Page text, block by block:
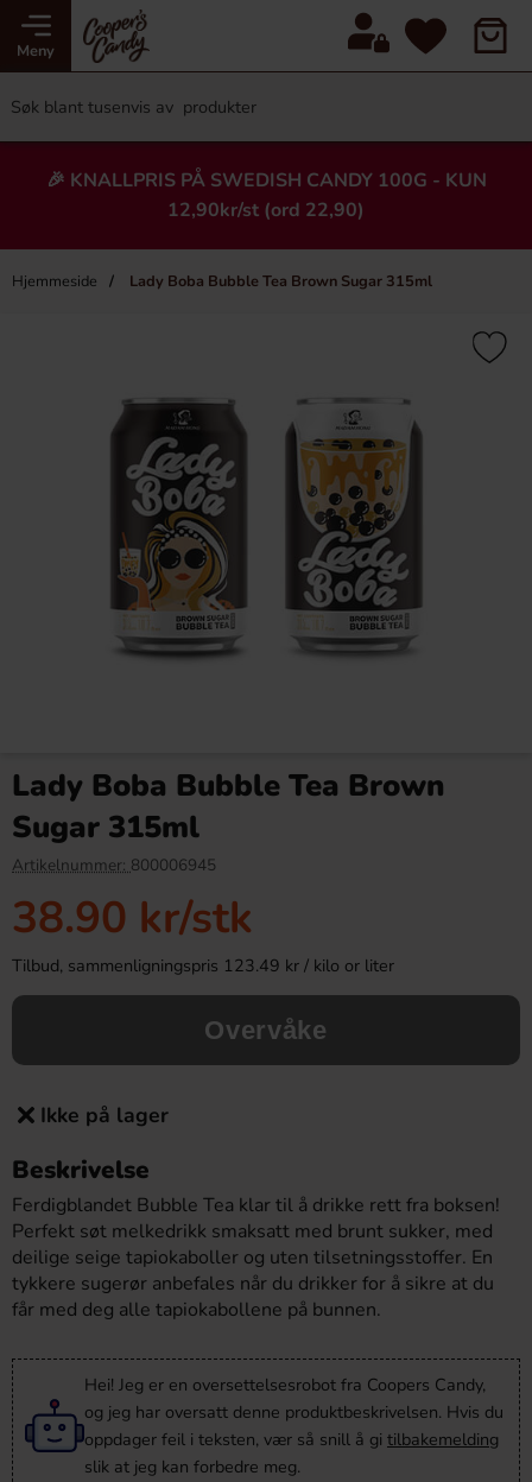
Meny
🎉 KNALLPRIS PÅ SWEDISH CANDY 100G - KUN
12,90kr/st (ord 22,90)
Hjemmeside Lady Boba Bubble Tea Brown Sugar 315ml
×
24st
693.60 kr
Köp
-47%
Lady Boba Bubble Tea Brown
Sugar 315ml
Artikelnummer: 800006945
38.90 kr/stk
Tilbud, sammenligningspris 123.49 kr / kilo or liter
Overvåke
Ikke på lager
Beskrivelse
Ferdigblandet Bubble Tea klar til å drikke rett fra boksen!
Perfekt søt melkedrikk smaksatt med brunt sukker, med
deilige seige tapiokaboller og uten tilsetningsstoffer. En
tykkere sugerør anbefales når du drikker for å sikre at du
får med deg alle tapiokabollene på bunnen.
Hei! Jeg er en oversettelsesrobot fra Coopers Candy,
og jeg har oversatt denne produktbeskrivelsen. Hvis du
oppdager feil i teksten, vær så snill å gi tilbakemelding
slik at jeg kan forbedre meg.